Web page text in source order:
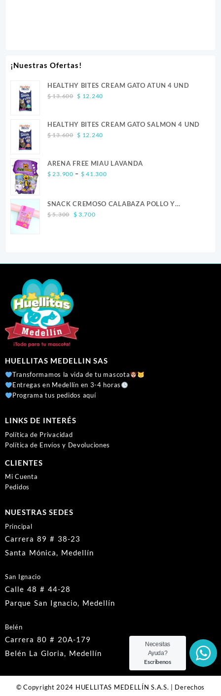
¡Nuestras Ofertas!
HEALTHY BITES CREAM GATO ATUN 4 UND
$13.600 Original
$ 13.600.
$ 12.240Current
$ 12.240.
HEALTHY BITES CREAM GATO SALMON 4 UND
$13.600 Original
$ 13.600.
$ 12.240Current
$ 12.240.
ARENA FREE MIAU LAVANDA
$ 23.900 – $ 41.300Price
through
SNACK CREMOSO CALABAZA POLLO Y
SALMON CANINO X 5
$5.300
Original
$ 3.700Current
HUELLITAS MEDELLIN SAS
Transformamos la vida de tu mascota
Entregas en Medellín en 3-4 horas
Programa tus pedidos aquí
LINKS DE INTERÉS
Política de Privacidad
Política de Envíos y Devoluciones
CLIENTES
Mi Cuenta
Pedidos
NUESTRAS SEDES
Principal
Carrera 89 # 38-23
Santa Mónica, Medellín
San Ignacio
Calle 48 # 44-28
Parque San Ignacio, Medellín
Belén
Carrera 80 # 20A-179
Belén La Gloria, Medellín
© Copyright 2024 HUELLITAS MEDELLÍN S.A.S. | Derechos
Necesitas
Ayuda?
Escribenos